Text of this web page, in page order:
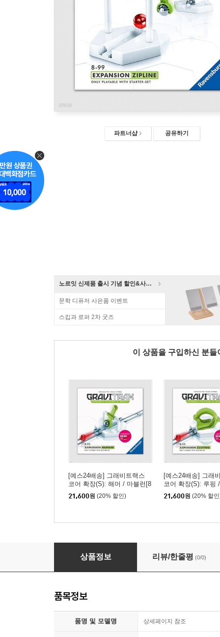
파트너샵 공유하기
노르잇 신제품 출시 기념 할인&사은품 증정!
문학 디퓨저 사은품 이벤트
스킵과 로퍼 2차 굿즈
이 상품을 구입하신 분
[예스24배송] 그래비트랙스
코어 확장(S): 해머 / 마블런[8
세이상,1인이상]
21,600원 (20% 할인)
[예스24배송] 그래
코어 확장(S): 루핑
세이상,1인이상]
21,600원 (20% 할
[예스24배송] 그래비트랙스 코어 확장(S): 집라
상품정보 리뷰/한줄평 (0/0)
품목정보
품명 및 모델명 상세페이지 참조